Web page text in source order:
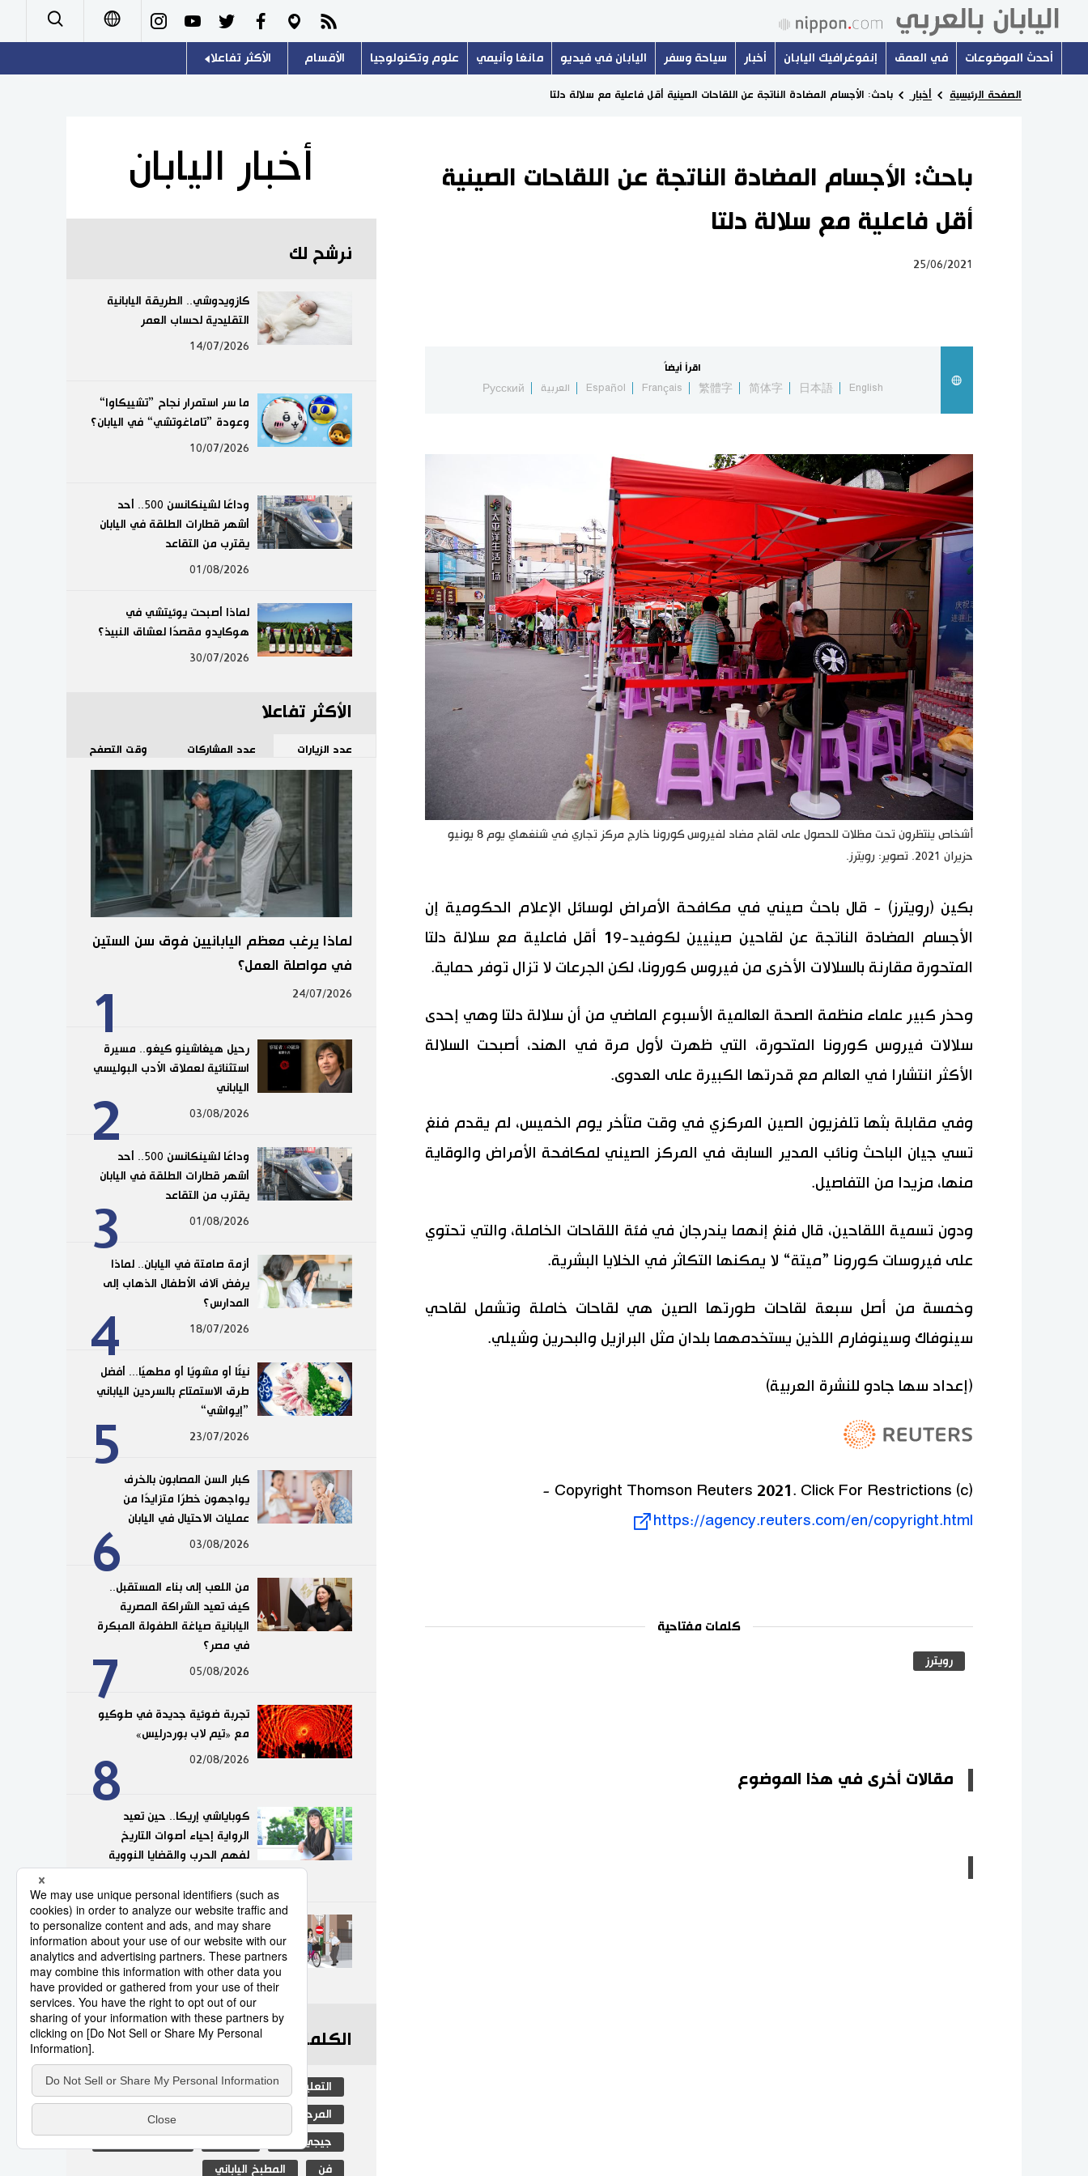
Русский
أحدث الموضوعات في العمق إنفوغرافيك اليابان أخبار سياحة وسفر اليابان في فيديو مانغا وأنيمي علوم وتكنولوجيا الأقسام
تجارب وآراء
سياسة
اقتصاد
مجتمع
طوكيو
الأكثر تفاعلا
هو وهي
المطبخ الياباني
الصفحة الرئيسية أخبار باحث: الأجسام المضادة الناتجة عن اللقاحات الصينية أقل فاعلية مع سلالة دلتا
باحث: الأجسام المضادة الناتجة عن اللقاحات الصينية
أقل فاعلية مع سلالة دلتا
25/06/2021
اقرأ أيضاً
English
日本語
简体字
繁體字
Français
Español العربية Русский
أشخاص ينتظرون تحت مظلات للحصول على لقاح مضاد لفيروس كورونا خارج مركز تجاري في شنغهاي يوم 8 يونيو
حزيران 2021. تصوير: رويترز.
بكين (رويترز) - قال باحث صيني في مكافحة الأمراض لوسائل الإعلام الحكومية إن
الأجسام المضادة الناتجة عن لقاحين صينيين لكوفيد-19 أقل فاعلية مع سلالة دلتا
المتحورة مقارنة بالسلالات الأخرى من فيروس كورونا، لكن الجرعات لا تزال توفر حماية.
وحذر كبير علماء منظمة الصحة العالمية الأسبوع الماضي من أن سلالة دلتا وهي إحدى
سلالات فيروس كورونا المتحورة، التي ظهرت لأول مرة في الهند، أصبحت السلالة
الأكثر انتشارا في العالم مع قدرتها الكبيرة على العدوى.
وفي مقابلة بثها تلفزيون الصين المركزي في وقت متأخر يوم الخميس، لم يقدم فنغ
تسي جيان الباحث ونائب المدير السابق في المركز الصيني لمكافحة الأمراض والوقاية
منها، مزيدا من التفاصيل.
ودون تسمية اللقاحين، قال فنغ إنهما يندرجان في فئة اللقاحات الخاملة، والتي تحتوي
على فيروسات كورونا ”ميتة“ لا يمكنها التكاثر في الخلايا البشرية.
وخمسة من أصل سبعة لقاحات طورتها الصين هي لقاحات خاملة وتشمل لقاحي
سينوفاك وسينوفارم اللذين يستخدمهما بلدان مثل البرازيل والبحرين وشيلي.
(إعداد سها جادو للنشرة العربية)
(c) Copyright Thomson Reuters 2021. Click For Restrictions -
https://agency.reuters.com/en/copyright.html
كلمات مفتاحية
رويترز
مقالات أخرى في هذا الموضوع
أخبار اليابان
نرشح لك
كازويدوشي.. الطريقة اليابانية
التقليدية لحساب العمر
14/07/2026
ما سر استمرار نجاح ”تشييكاوا“
وعودة ”تاماغوتشي“ في اليابان؟
10/07/2026
وداعًا لشينكانسن 500.. أحد
أشهر قطارات الطلقة في اليابان
يقترب من التقاعد
01/08/2026
لماذا أصبحت يوئيتشي في
هوكايدو مقصدًا لعشاق النبيذ؟
30/07/2026
الأكثر تفاعلا
عدد الزيارات عدد المشاركات وقت التصفح
1
لماذا يرغب معظم اليابانيين فوق سن الستين
في مواصلة العمل؟
24/07/2026
2
رحيل هيغاشينو كيغو.. مسيرة
استثنائية لعملاق الأدب البوليسي
الياباني
03/08/2026
3
وداعًا لشينكانسن 500.. أحد
أشهر قطارات الطلقة في اليابان
يقترب من التقاعد
01/08/2026
4
أزمة صامتة في اليابان.. لماذا
يرفض آلاف الأطفال الذهاب إلى
المدارس؟
18/07/2026
5
نيئًا أو مشويًا أو مطهيًا... أفضل
طرق الاستمتاع بالسردين الياباني
”إيواشي“
23/07/2026
6
كبار السن المصابون بالخرف
يواجهون خطرًا متزايدًا من
عمليات الاحتيال في اليابان
03/08/2026
7
من اللعب إلى بناء المستقبل..
كيف تعيد الشراكة المصرية
اليابانية صياغة الطفولة المبكرة
في مصر؟
05/08/2026
8
تجربة ضوئية جديدة في طوكيو
مع «تيم لاب بوردرليس»
02/08/2026
9
كوباياشي إريكا.. حين تعيد
الرواية إحياء أصوات التاريخ
لفهم الحرب والقضايا النووية
10
تعرف على قواعد المرور الجديدة
للدراجات الهوائية في اليابان
07/08/2026
الكلمات الأكثر بحثا
التعليم الياباني الأنشطة
المرحلة الابتدائية اليابان
جيجي برس
فن المطبخ الياباني